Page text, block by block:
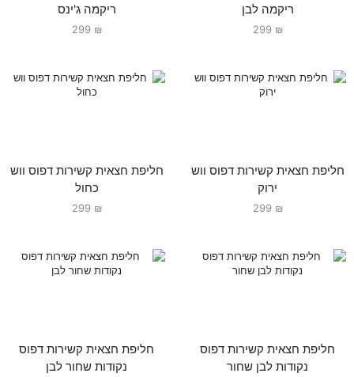
ריקמה לבן
299 ₪
ריקמה ג'ינס
299 ₪
חליפת חצאית קשירות דפוס ווש
ירוק
299 ₪
חליפת חצאית קשירות דפוס ווש
כחול
299 ₪
חליפת חצאית קשירות דפוס
נקודות לבן שחור
חליפת חצאית קשירות דפוס
נקודות שחור לבן